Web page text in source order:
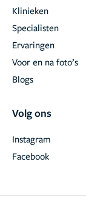
Klinieken
Specialisten
Ervaringen
Voor en na foto’s
Blogs
Volg ons
Facebook
Instagram